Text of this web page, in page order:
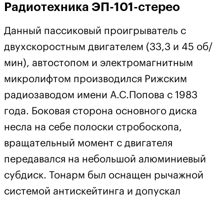
Радиотехника ЭП-101-стерео
Данный пассиковый проигрыватель с
двухскоростным двигателем (33,3 и 45 об/
мин), автостопом и электромагнитным
микролифтом производился Рижским
радиозаводом имени А.С.Попова с 1983
года. Боковая сторона основного диска
несла на себе полоски стробоскопа,
вращательный момент с двигателя
передавался на небольшой алюминиевый
субдиск. Тонарм был оснащен рычажной
системой антискейтинга и допускал